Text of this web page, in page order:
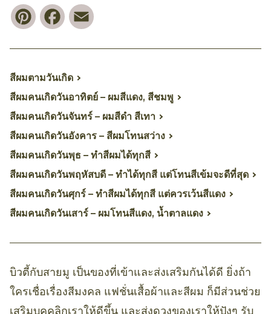
PinterestFacebook
สีผมตามวันเกิด
สีผมคนเกิดวันอาทิตย์ – ผมสีแดง, สีชมพู
สีผมคนเกิดวันจันทร์ – ผมสีดำ สีเทา
สีผมคนเกิดวันอังคาร – สีผมโทนสว่าง
สีผมคนเกิดวันพุธ – ทำสีผมได้ทุกสี
สีผมคนเกิดวันพฤหัสบดี – ทำได้ทุกสี แต่โทนสีเข้มจะดีที่สุด
สีผมคนเกิดวันศุกร์ – ทำสีผมได้ทุกสี แต่ควรเว้นสีแดง
สีผมคนเกิดวันเสาร์ – ผมโทนสีแดง, น้ำตาลแดง
บิวตี้กับสายมู เป็นของที่เข้าและส่งเสริมกันได้ดี ยิ่งถ้า
ใครเชื่อเรื่องสีมงคล แฟชั่นเสื้อผ้าและสีผม ก็มีส่วนช่วย
เสริมบุคคลิกเราให้ดีขึ้น และส่งดวงของเราให้ปังๆ รับ